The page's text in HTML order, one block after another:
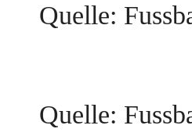
Quelle:
Quelle: